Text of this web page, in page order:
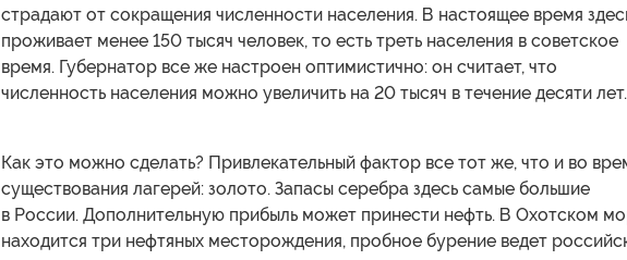
страдают от сокращения численности населения. В настоящее время
проживает менее 150 тысяч человек, то есть треть населения в советское
время. Губернатор все же настроен оптимистично: он считает, что
численность населения можно увеличить на 20 тысяч в течение десяти лет.
Как это можно сделать? Привлекательный фактор все тот же, что и во
существования лагерей: золото. Запасы серебра здесь самые большие
в России. Дополнительную прибыль может принести нефть. В Охотском
находится три нефтяных месторождения, пробное бурение ведет